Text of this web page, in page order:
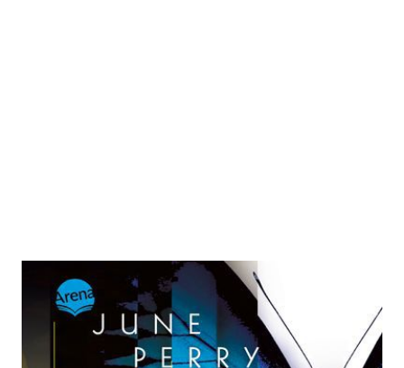
LifeHack. Dein Leben gehört mir
Zur Wunschliste hinzufügen